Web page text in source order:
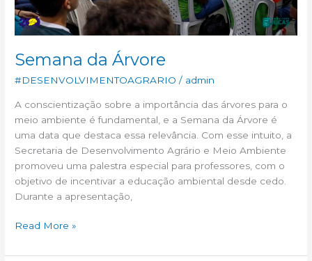
Semana da Árvore
#DESENVOLVIMENTOAGRARIO / admin
A conscientização sobre a importância das árvores para o
meio ambiente é fundamental, e a Semana da Árvore é
uma data que destaca essa relevância. Com esse intuito, a
Secretaria de Desenvolvimento Agrário e Meio Ambiente
promoveu uma palestra especial para professores, com o
objetivo de incentivar a educação ambiental desde cedo.
Durante a apresentação,
Read More »